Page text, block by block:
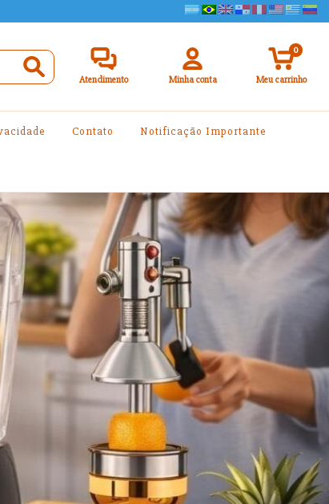
Atendimento Minha conta Meu carrinho
0
Contato Notificação Importante